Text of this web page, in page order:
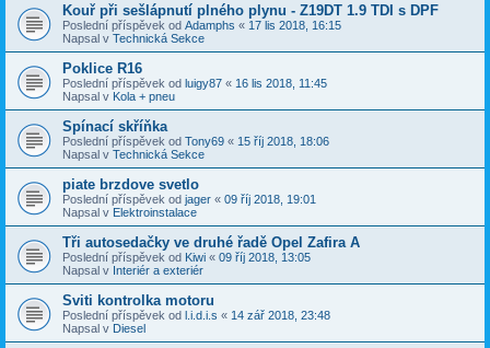
Kouř při sešlápnutí plného plynu - Z19DT 1.9 TDI s DPF
Poslední příspěvek od Adamphs « 17 lis 2018, 16:15
Napsal v Technická Sekce
Poklice R16
Poslední příspěvek od luigy87 « 16 lis 2018, 11:45
Napsal v Kola + pneu
Spínací skříňka
Poslední příspěvek od Tony69 « 15 říj 2018, 18:06
Napsal v Technická Sekce
piate brzdove svetlo
Poslední příspěvek od jager « 09 říj 2018, 19:01
Napsal v Elektroinstalace
Tři autosedačky ve druhé řadě Opel Zafira A
Poslední příspěvek od Kiwi « 09 říj 2018, 13:05
Napsal v Interiér a exteriér
Sviti kontrolka motoru
Poslední příspěvek od l.i.d.i.s « 14 zář 2018, 23:48
Napsal v Diesel